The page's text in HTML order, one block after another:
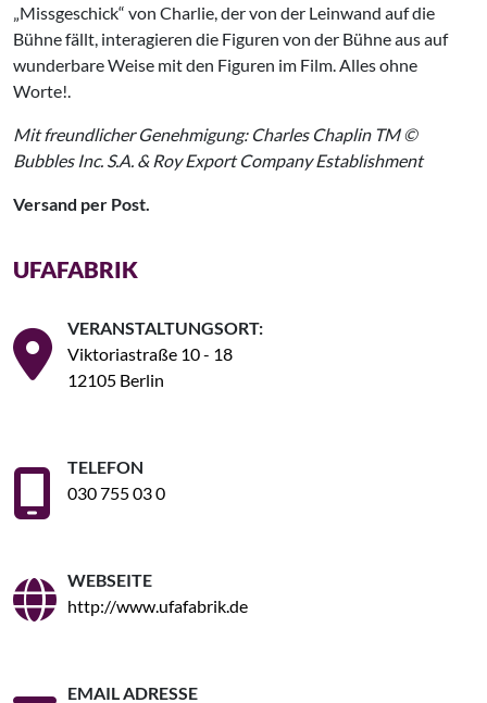
„Missgeschick“ von Charlie, der von der Leinwand auf die
Bühne fällt, interagieren die Figuren von der Bühne aus auf
wunderbare Weise mit den Figuren im Film. Alles ohne
Worte!.
Mit freundlicher Genehmigung: Charles Chaplin TM ©
Bubbles Inc. S.A. & Roy Export Company Establishment
Versand per Post.
UFAFABRIK
VERANSTALTUNGSORT:
Viktoriastraße 10 - 18
12105 Berlin
TELEFON
030 755 03 0
WEBSEITE
http://www.ufafabrik.de
EMAIL ADRESSE